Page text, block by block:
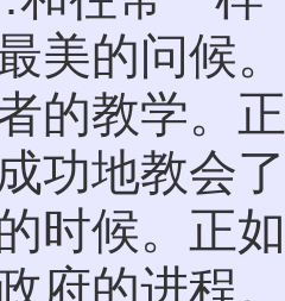
美的问候
的教学。
功地教会
时候。正
府的进程